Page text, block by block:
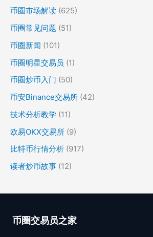
币圈市场解读 (625)
币圈常见问题 (51)
币圈新闻 (101)
币圈明星交易员 (1)
币圈炒币入门 (50)
币安Binance交易所 (42)
技术分析教学 (11)
欧易OKX交易所 (9)
比特币行情分析 (917)
读者炒币故事 (12)
币圈交易员之家